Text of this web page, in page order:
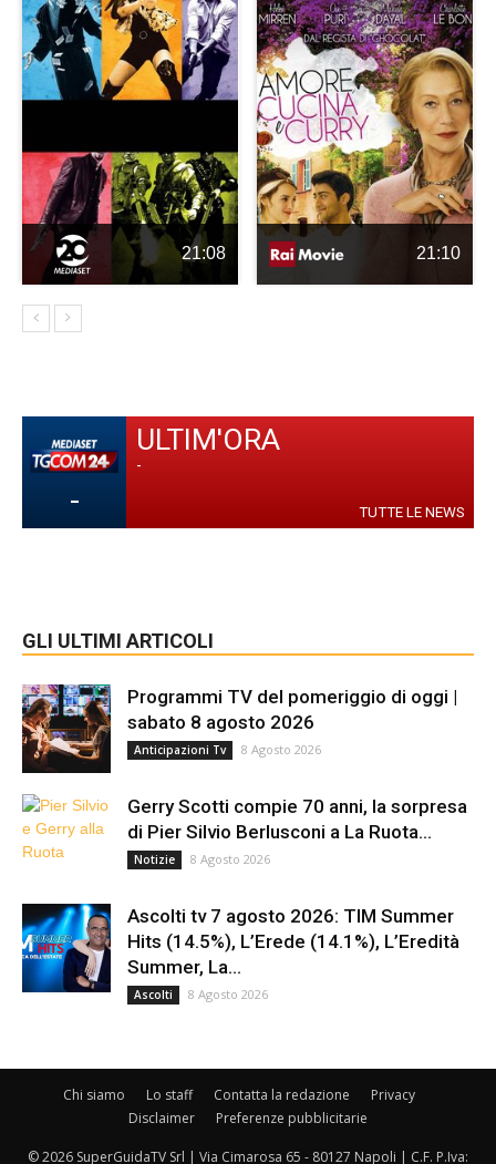
21:08 21:10
-
ULTIM'ORA
-
TUTTE LE NEWS
GLI ULTIMI ARTICOLI
Programmi TV del pomeriggio di oggi |
sabato 8 agosto 2026
Anticipazioni Tv 8 Agosto 2026
Gerry Scotti compie 70 anni, la sorpresa
di Pier Silvio Berlusconi a La Ruota...
Notizie 8 Agosto 2026
Ascolti tv 7 agosto 2026: TIM Summer
Hits (14.5%), L’Erede (14.1%), L’Eredità
Summer, La...
Ascolti 8 Agosto 2026
Chi siamo Lo staff Contatta la redazione
Privacy
Disclaimer
Preferenze pubblicitarie
© 2026 SuperGuidaTV Srl | Via Cimarosa 65 - 80127 Napoli | C.F. P.Iva: